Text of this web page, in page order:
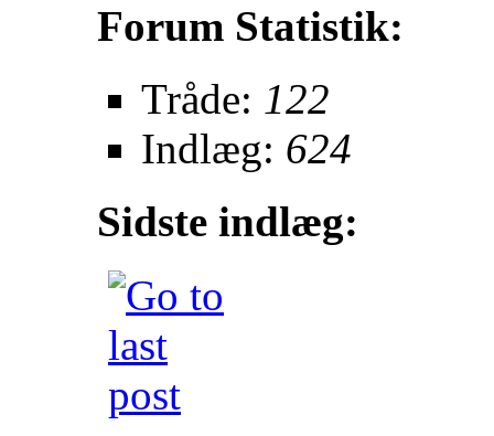
Forum Statistik:
Tråde: 122
Indlæg: 624
Sidste indlæg: